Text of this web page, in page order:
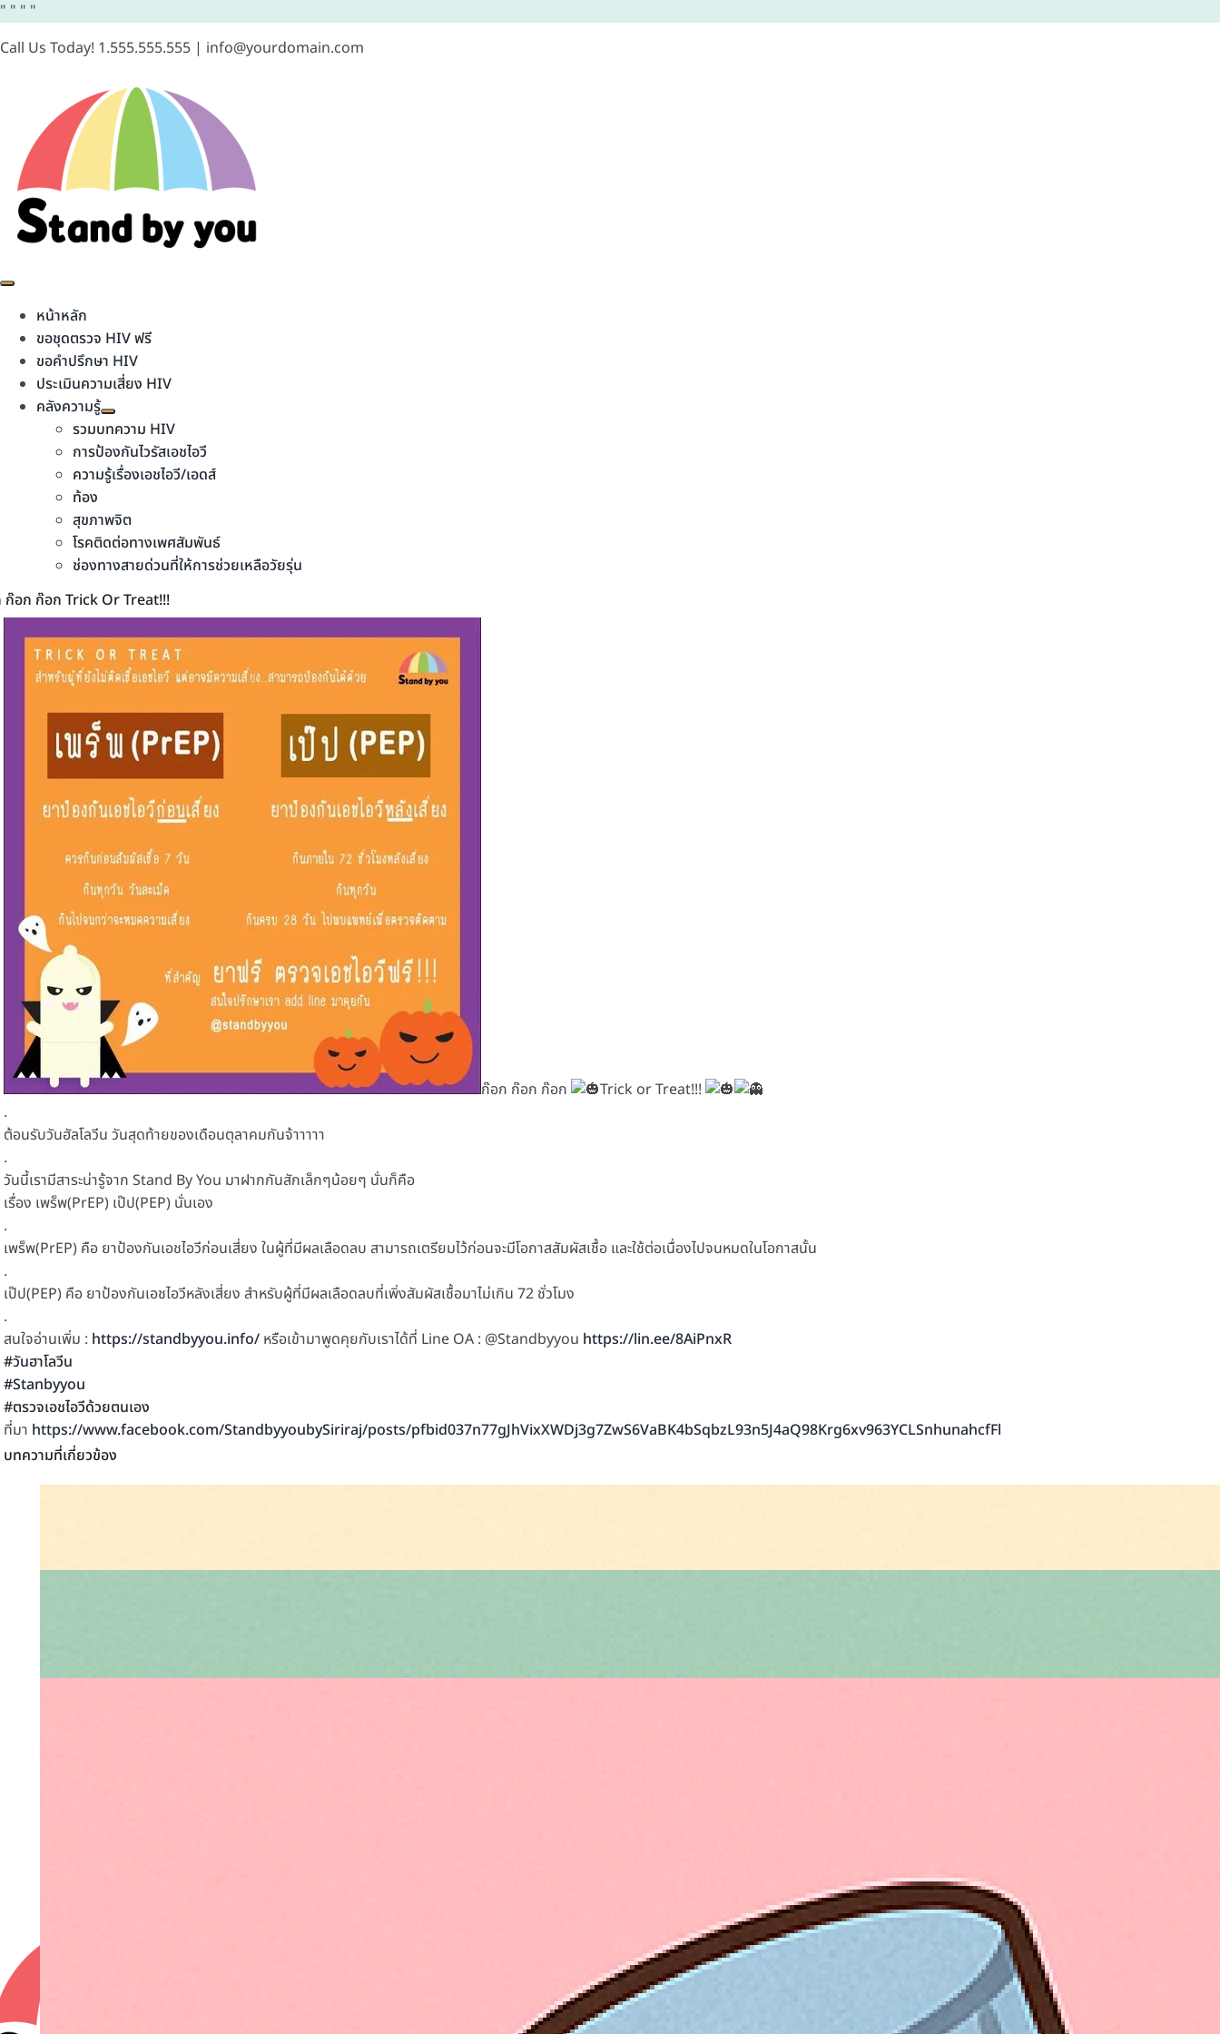
" " " "
Call Us Today! 1.555.555.555 | info@yourdomain.com
หน้าหลัก
ขอชุดตรวจ HIV ฟรี
ขอคำปรึกษา HIV
ประเมินความเสี่ยง HIV
คลังความรู้
รวมบทความ HIV
การป้องกันไวรัสเอชไอวี
ความรู้เรื่องเอชไอวี/เอดส์
ท้อง
สุขภาพจิต
โรคติดต่อทางเพศสัมพันธ์
ช่องทางสายด่วนที่ให้การช่วยเหลือวัยรุ่น
ก๊อก ก๊อก Trick Or Treat!!!
ก๊อก ก๊อก ก๊อก
Trick or Treat!!!
.
ต้อนรับวันฮัลโลวีน วันสุดท้ายของเดือนตุลาคมกันจ้าาาาา
.
วันนี้เรามีสาระน่ารู้จาก Stand By You มาฝากกันสักเล็กๆน้อยๆ นั่นก็คือ
เรื่อง เพร็พ(PrEP) เป๊ป(PEP) นั่นเอง
.
เพร็พ(PrEP) คือ ยาป้องกันเอชไอวีก่อนเสี่ยง ในผู้ที่มีผลเลือดลบ สามารถเตรียมไว้ก่อนจะมีโอกาสสัมผัสเชื้อ และใช้ต่อเนื่องไปจนหมดในโอกาสนั้น
.
เป๊ป(PEP) คือ ยาป้องกันเอชไอวีหลังเสี่ยง สำหรับผู้ที่มีผลเลือดลบที่เพิ่งสัมผัสเชื้อมาไม่เกิน 72 ชั่วโมง
.
สนใจอ่านเพิ่ม : https://standbyyou.info/ หรือเข้ามาพูดคุยกับเราได้ที่ Line OA : @Standbyyou https://lin.ee/8AiPnxR
#วันฮาโลวีน
#Stanbyyou
#ตรวจเอชไอวีด้วยตนเอง
ที่มา https://www.facebook.com/StandbyyoubySiriraj/posts/pfbid037n77gJhVixXWDj3g7ZwS6VaBK4bSqbzL93n5J4aQ98Krg6xv963YCLSnhunahcfFl
บทความที่เกี่ยวข้อง